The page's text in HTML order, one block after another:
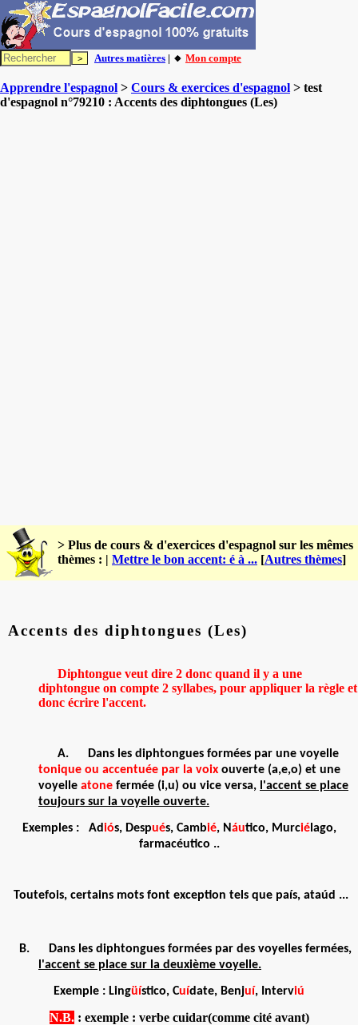
Autres matières | 🔸 Mon compte
Apprendre l'espagnol > Cours & exercices d'espagnol > test
d'espagnol n°79210 : Accents des diphtongues (Les)
> Plus de cours & d'exercices d'espagnol sur les mêmes
thèmes : | Mettre le bon accent: é à ... [Autres thèmes]
Accents des diphtongues (Les)
Diphtongue veut dire 2 donc quand il y a une
diphtongue on compte 2 syllabes, pour appliquer la règle et
donc écrire l'accent.
A.
Dans les diphtongues formées par une voyelle
tonique ou accentuée par la voix ouverte (a,e,o) et une
voyelle atone fermée (i,u) ou vice versa, l'accent se place
toujours sur la voyelle ouverte.
Exemples : Adiós, Después, Cambié, Náutico, Murciélago,
farmacéutico ..
Toutefois, certains mots font exception tels que país, ataúd ...
B.
Dans les diphtongues formées par des voyelles fermées,
l'accent se place sur la deuxième voyelle.
Exemple : Lingüístico, Cuídate, Benjuí, Interviú
N.B.: exemple : verbe cuidar(comme cité avant)